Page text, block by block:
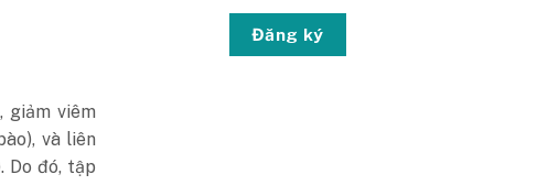
giảm viêm
và liên
Do đó, tập
Đăng ký